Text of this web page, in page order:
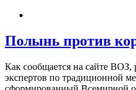
Полынь против
Как сообщается на сайте ВОЗ,
экспертов по традиционной